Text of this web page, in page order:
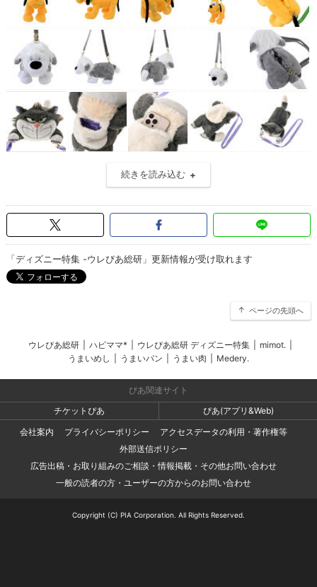
続きを読み込む
「ディズニー特集 -ウレぴあ総研」更新情報が受け取れます
ページの先頭へ
ウレぴあ総研 ハピママ* ウレぴあ総研 ディズニー特集 mimot.
うまいめし
うまいパン うまい肉 Medery.
ぴあ関連サイト
チケットぴあ
ぴあ(アプリ&Web)
会社案内
プライバシーポリシー
アクセスデータの利用・著作権等
外部送信ポリシー
広告出稿・お取り組みのご相談・情報掲載・その他お問い合わせ
一般の読者の方・ユーザーの方からのお問い合わせ
Copyright (C) PIA Corporation. All Rights Reserved.